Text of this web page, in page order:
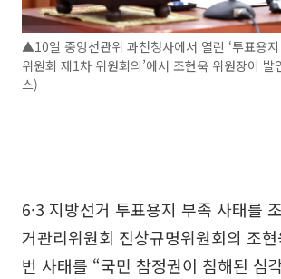
▲10일 중앙선관위 과천청사에서 열린 ‘투표용
위원회 제1차 위원회의’에서 조현욱 위원장이
스)
6·3 지방선거 투표용지 부족 사태를
거관리위원회 진상규명위원회의 조
번 사태를 “국민 참정권이 침해된 심